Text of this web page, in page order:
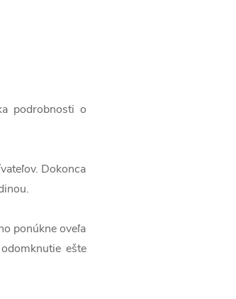
podrobnosti o
Dokonca
ponúkne oveľa
ešte